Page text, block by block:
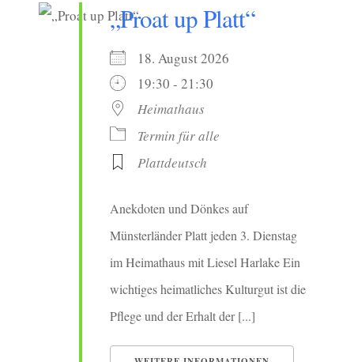
„Proat up Platt“
18. August 2026
19:30 - 21:30
Heimathaus
Termin für alle
Plattdeutsch
Anekdoten und Dönkes auf
Münsterländer Platt jeden 3. Dienstag
im Heimathaus mit Liesel Harlake Ein
wichtiges heimatliches Kulturgut ist die
Pflege und der Erhalt der [...]